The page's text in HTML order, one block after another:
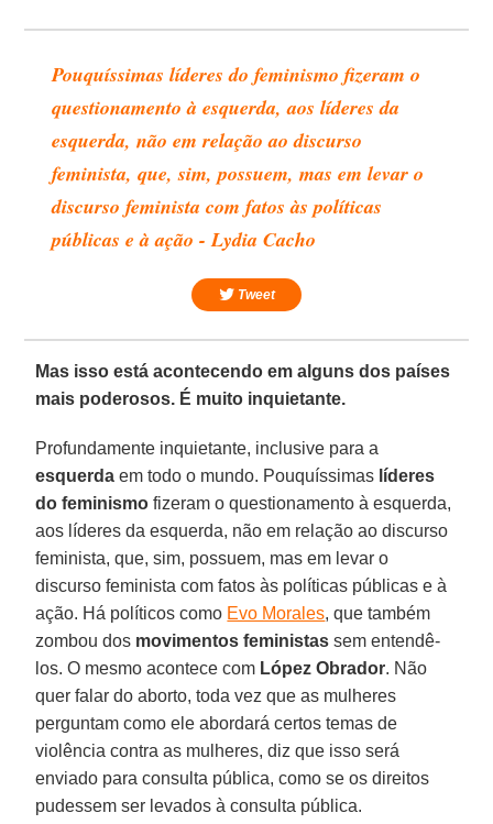
Pouquíssimas líderes do feminismo fizeram o
questionamento à esquerda, aos líderes da
esquerda, não em relação ao discurso
feminista, que, sim, possuem, mas em levar o
discurso feminista com fatos às políticas
públicas e à ação - Lydia Cacho
Tweet
Mas isso está acontecendo em alguns dos países
mais poderosos. É muito inquietante.
Profundamente inquietante, inclusive para a
esquerda em todo o mundo. Pouquíssimas líderes
do feminismo fizeram o questionamento à esquerda,
aos líderes da esquerda, não em relação ao discurso
feminista, que, sim, possuem, mas em levar o
discurso feminista com fatos às políticas públicas e à
ação. Há políticos como Evo Morales, que também
zombou dos movimentos feministas sem entendê-
los. O mesmo acontece com López Obrador. Não
quer falar do aborto, toda vez que as mulheres
perguntam como ele abordará certos temas de
violência contra as mulheres, diz que isso será
enviado para consulta pública, como se os direitos
pudessem ser levados à consulta pública.